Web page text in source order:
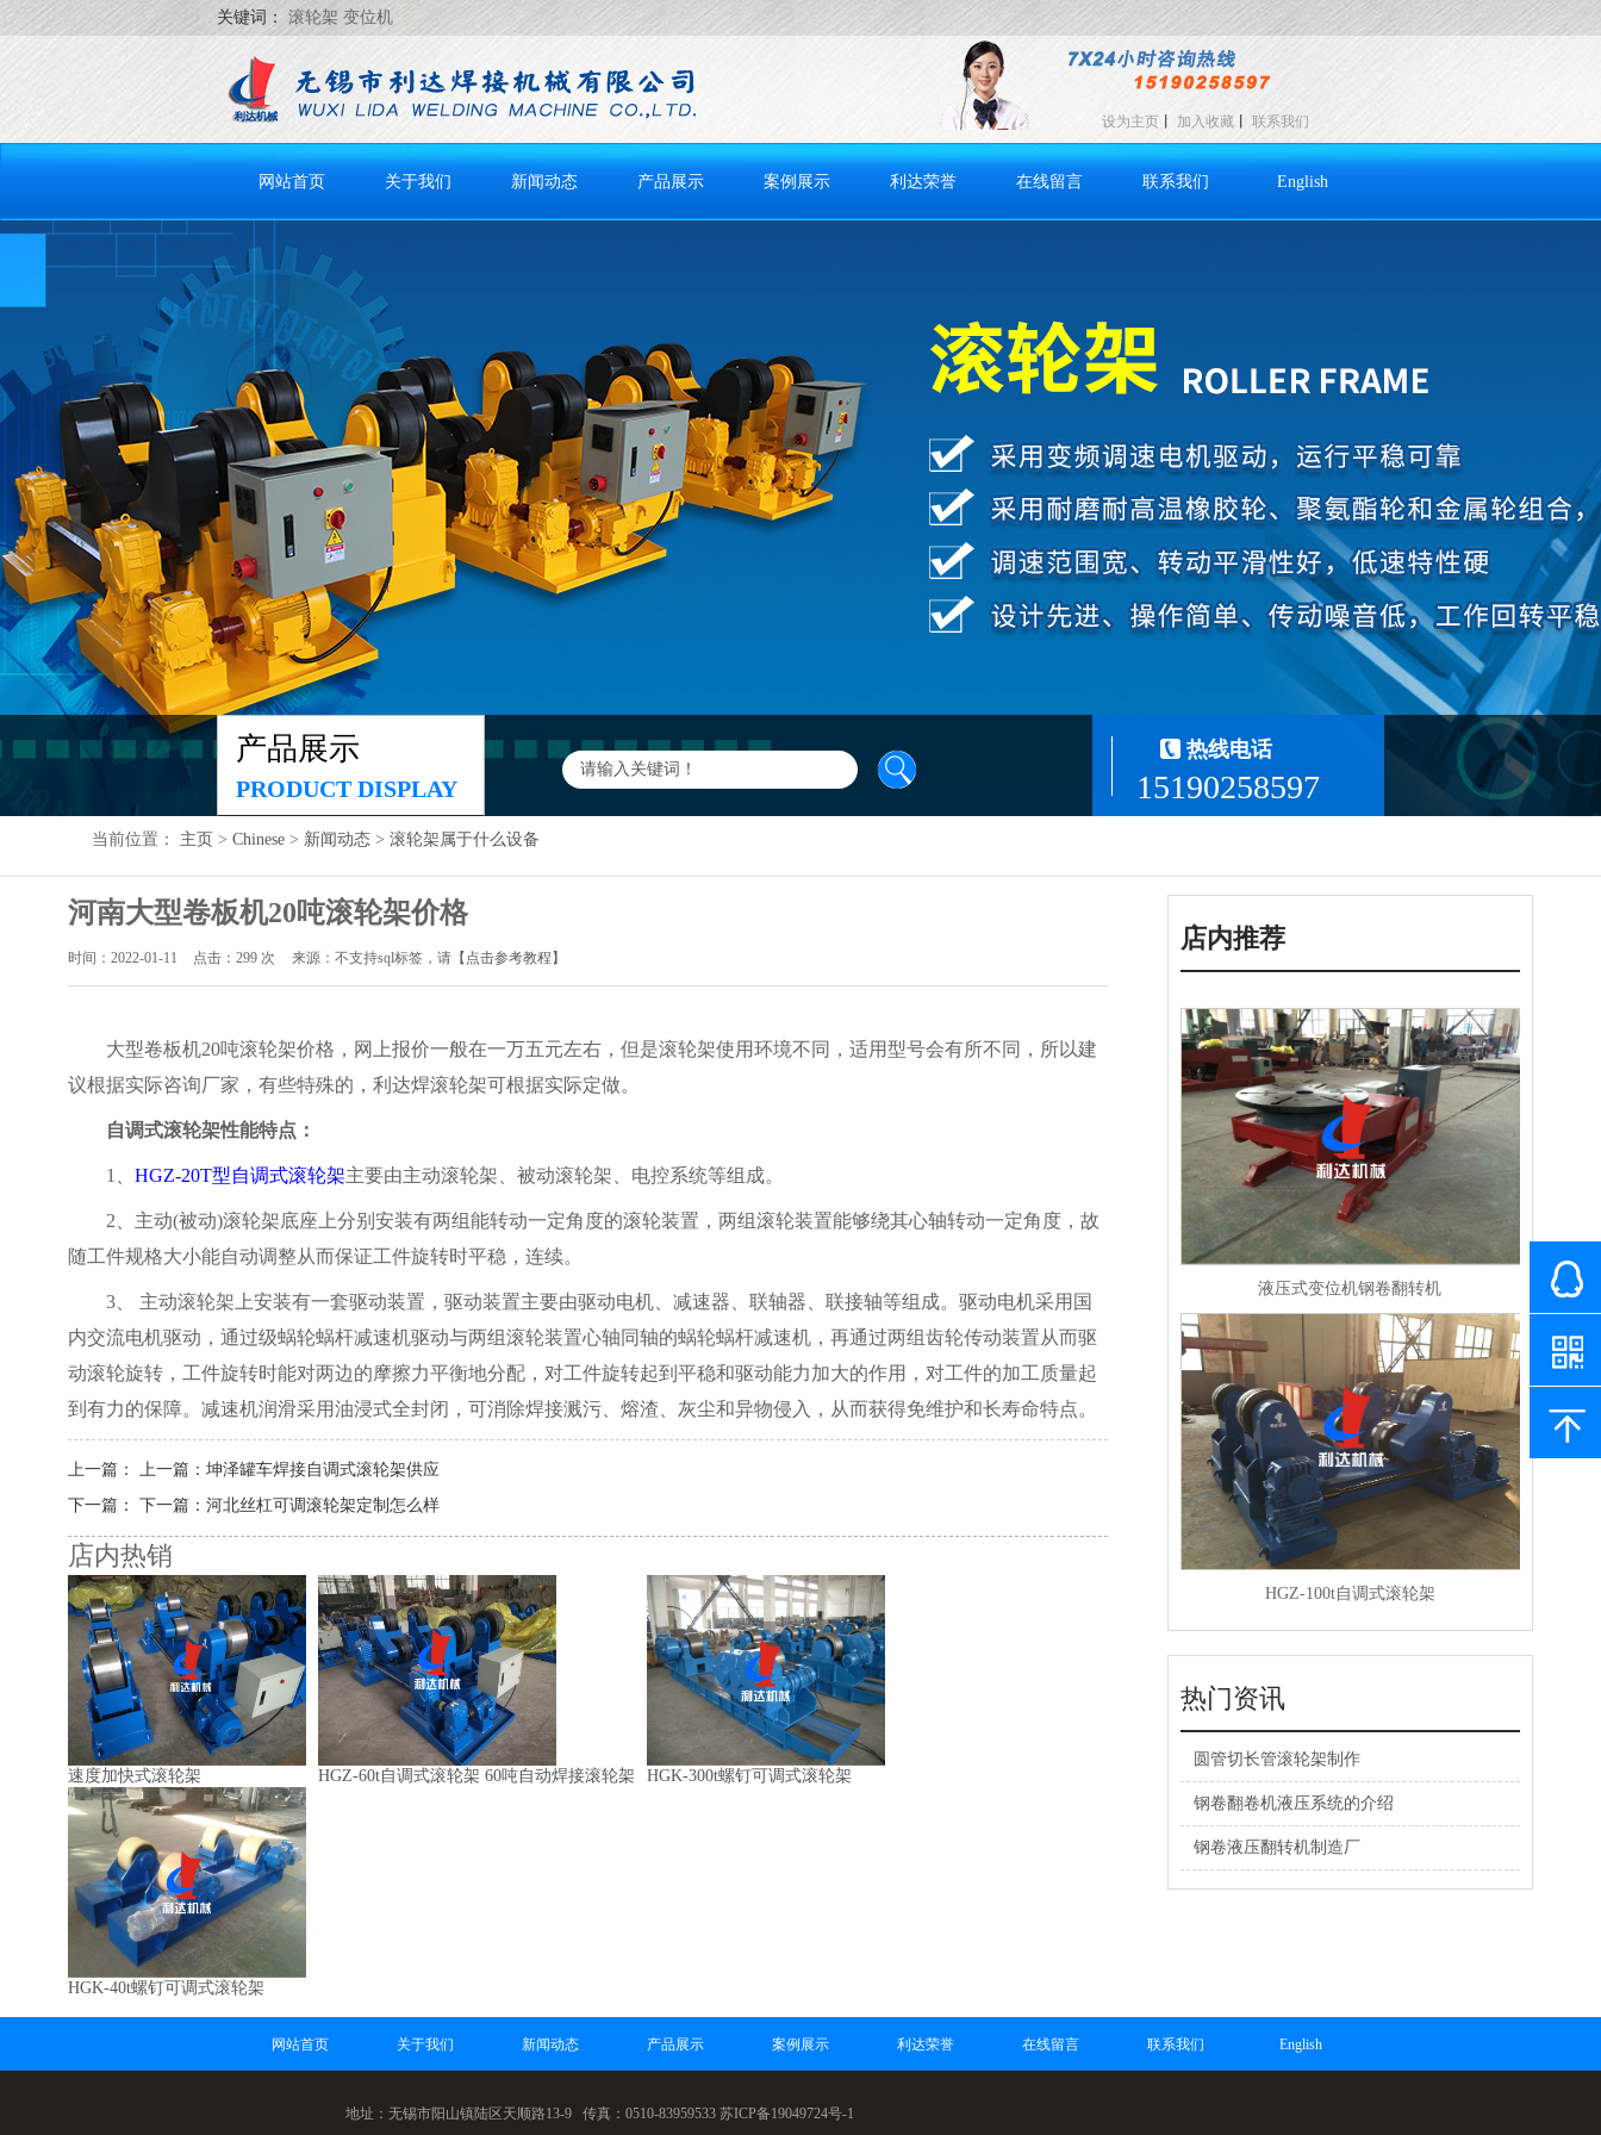
关键词： 滚轮架 变位机
设为主页 加入收藏 联系我们
网站首页 关于我们 新闻动态 产品展示 案例展示 利达荣誉 在线留言 联系我们 English
产品展示
PRODUCT DISPLAY
热线电话
15190258597
当前位置： 主页 > Chinese > 新闻动态 > 滚轮架属于什么设备
河南大型卷板机20吨滚轮架价格
时间：2022-01-11 点击： 299 次 来源：不支持sql标签，请 【点击参考教程】
大型卷板机20吨滚轮架价格，网上报价一般在一万五元左右，但是滚轮架使用环境不同，适用型号会有所不同，所以建
议根据实际咨询厂家，有些特殊的，利达焊滚轮架可根据实际定做。
自调式滚轮架性能特点：
1、 HGZ-20T型自调式滚轮架主要由主动滚轮架、被动滚轮架、电控系统等组成。
2、主动(被动)滚轮架底座上分别安装有两组能转动一定角度的滚轮装置，两组滚轮装置能够绕其心轴转动一定角度，故
随工件规格大小能自动调整从而保证工件旋转时平稳，连续。
3、 主动滚轮架上安装有一套驱动装置，驱动装置主要由驱动电机、减速器、联轴器、联接轴等组成。驱动电机采用国
内交流电机驱动，通过级蜗轮蜗杆减速机驱动与两组滚轮装置心轴同轴的蜗轮蜗杆减速机，再通过两组齿轮传动装置从而驱
动滚轮旋转，工件旋转时能对两边的摩擦力平衡地分配，对工件旋转起到平稳和驱动能力加大的作用，对工件的加工质量起
到有力的保障。减速机润滑采用油浸式全封闭，可消除焊接溅污、熔渣、灰尘和异物侵入，从而获得免维护和长寿命特点。
上一篇： 上一篇：坤泽罐车焊接自调式滚轮架供应
下一篇： 下一篇：河北丝杠可调滚轮架定制怎么样
店内热销
速度加快式滚轮架 HGZ-60t自调式滚轮架 60吨自动焊接滚轮架 HGK-300t螺钉可调式滚轮架
HGK-40t螺钉可调式滚轮架
店内推荐
液压式变位机钢卷翻转机
HGZ-100t自调式滚轮架
热门资讯
圆管切长管滚轮架制作
钢卷翻卷机液压系统的介绍
钢卷液压翻转机制造厂
网站首页 关于我们 新闻动态 产品展示 案例展示 利达荣誉 在线留言 联系我们 English
地址：无锡市阳山镇陆区天顺路13-9 传真：0510-83959533 苏ICP备19049724号-1